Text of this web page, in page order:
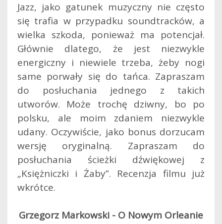
Jazz, jako gatunek muzyczny nie często
się trafia w przypadku soundtracków, a
wielka szkoda, ponieważ ma potencjał.
Głównie dlatego, że jest niezwykle
energiczny i niewiele trzeba, żeby nogi
same porwały się do tańca. Zapraszam
do posłuchania jednego z takich
utworów. Może trochę dziwny, bo po
polsku, ale moim zdaniem niezwykle
udany. Oczywiście, jako bonus dorzucam
wersję oryginalną. Zapraszam do
posłuchania ścieżki dźwiękowej z
„Księżniczki i Żaby”. Recenzja filmu już
wkrótce.
Grzegorz Markowski - O Nowym Orleanie